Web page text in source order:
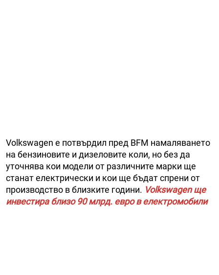
Volkswagen е потвърдил пред BFM намаляването
на бензиновите и дизеловите коли, но без да
уточнява кои модели от различните марки ще
станат електрически и кои ще бъдат спрени от
производство в близките години. Volkswagen ще
инвестира близо 90 млрд. евро в електромобили